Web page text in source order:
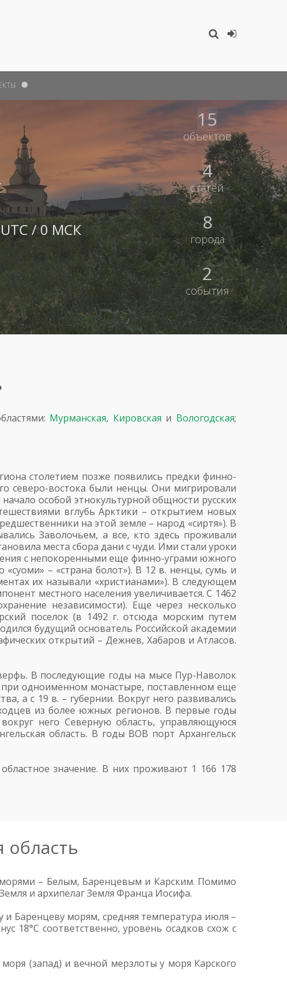
/ 0 МСК
15
объектов
4
статей
8
города
2
события
Мурманская, Кировская и Вологодская;
столетием позже появились предки финно-
северо-востока были ненцы. Они мигрировали
особой этнокультурной общности русских
вглубь Арктики – открытием новых
на этой земле – народ «сиртя»). В
Заволочьем, а все, кто здесь проживали
места сбора дани с чуди. Ими стали уроки
с непокоренными еще финно-уграми южного
– «страна болот»). В 12 в. ненцы, сумь и
их называли «христианами»). В следующем
местного населения увеличивается. С 1462
независимости). Еще через несколько
поселок (в 1492 г. отсюда морским путем
будущий основатель Российской академии
открытий – Дежнев, Хабаров и Атласов.
В последующие годы на мысе Пур-Наволок
при одноименном монастыре, поставленном еще
а с 19 в. – губернии. Вокруг него развивались
из более южных регионов. В первые годы
него Северную область, управляющуюся
область. В годы ВОВ порт Архангельск
значение. В них проживают 1 166 178
область
морями – Белым, Баренцевым и Карским. Помимо
и архипелаг Земля Франца Иосифа.
Баренцеву морям, средняя температура июля –
18°C соответственно, уровень осадков схож с
(запад) и вечной мерзлоты у моря Карского